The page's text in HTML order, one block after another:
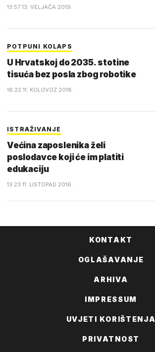
13:57 13. VELJAČA 2019.
POTPUNI KOLAPS
U Hrvatskoj do 2035. stotine
tisuća bez posla zbog robotike
18:22 11. KOLOVOZ 2018.
ISTRAŽIVANJE
Većina zaposlenika želi
poslodavce koji će im platiti
edukaciju
13:23 11. LISTOPAD 2016.
KONTAKT
OGLAŠAVANJE
ARHIVA
IMPRESSUM
UVJETI KORIŠTENJA
PRIVATNOST